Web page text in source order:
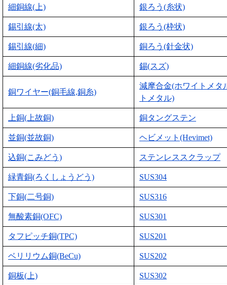
細銅線(上) 銀ろう(糸状)
錫引線(太) 銀ろう(枠状)
錫引線(細) 銅ろう(針金状)
細銅線(劣化品) 錫(スズ)
銅ワイヤー(銅毛線,銅糸)
減摩合金(ホワイトメタ
トメタル)
上銅(上故銅) 銅タングステン
並銅(並故銅) ヘビメット(Hevimet)
込銅(こみどう) ステンレススクラップ
緑青銅(ろくしょうどう) SUS304
下銅(二号銅) SUS316
無酸素銅(OFC) SUS301
タフピッチ銅(TPC) SUS201
ベリリウム銅(BeCu) SUS202
銅板(上) SUS302